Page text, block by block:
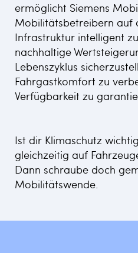
ermöglicht Siemens
Mobilitätsbetreibern auf
Infrastruktur intelligent
nachhaltige
Lebenszyklus
Fahrgastkomfort zu
Verfügbarkeit zu
Ist dir Klimaschutz
gleichzeitig auf
Dann schraube doch
Mobilitätswende.